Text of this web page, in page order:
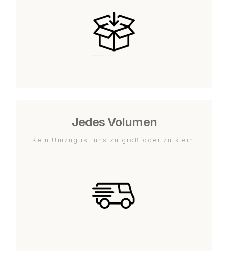
Jedes Volumen
Kein Umzug ist uns zu groß oder zu klein.